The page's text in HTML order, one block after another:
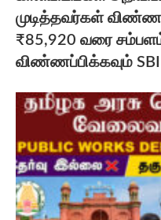
முடித்தவர்கள்
₹85,920 வரை
விண்ணப்பிக்கவும்